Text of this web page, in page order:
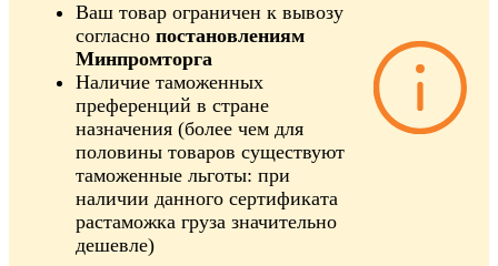
Ваш товар ограничен к вывозу
согласно постановлениям
Минпромторга
Наличие таможенных
преференций в стране
назначения (более чем для
половины товаров существуют
таможенные льготы: при
наличии данного сертификата
растаможка груза значительно
дешевле)